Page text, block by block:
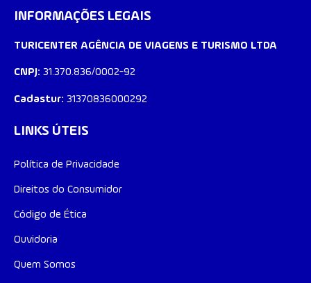
INFORMAÇÕES LEGAIS
TURICENTER AGÊNCIA DE VIAGENS E TURISMO LTDA
CNPJ: 31.370.836/0002-92
Cadastur: 31370836000292
LINKS ÚTEIS
Política de Privacidade​
Direitos do Consumidor
Código de Ética
Ouvidoria
Quem Somos